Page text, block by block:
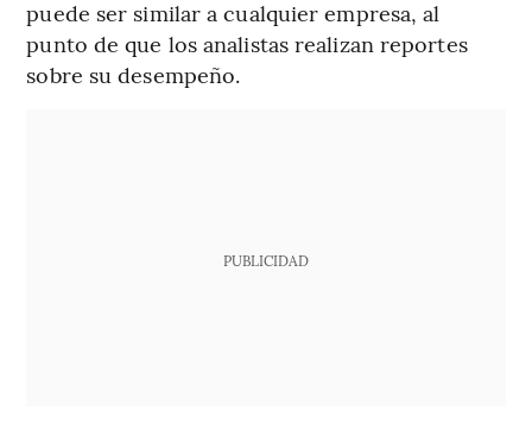
puede ser similar a cualquier empresa, al
punto de que los analistas realizan reportes
sobre su desempeño.
PUBLICIDAD